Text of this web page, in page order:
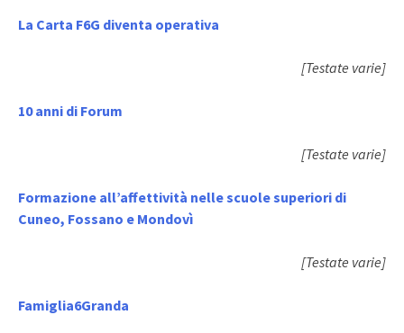
La Carta F6G diventa operativa
[Testate varie]
10 anni di Forum
[Testate varie]
Formazione all’affettività nelle scuole superiori di
Cuneo, Fossano e Mondovì
[Testate varie]
Famiglia6Granda